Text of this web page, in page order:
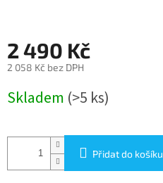
2 490 Kč
2 058 Kč bez DPH
cena:
Skladem (>5 ks)
Přidat do košíku